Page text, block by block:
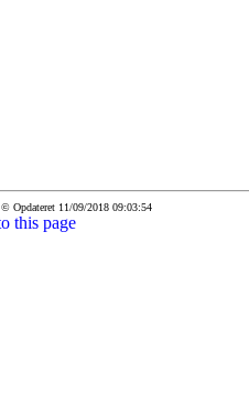
© Opdateret 11/09/2018 09:03:54